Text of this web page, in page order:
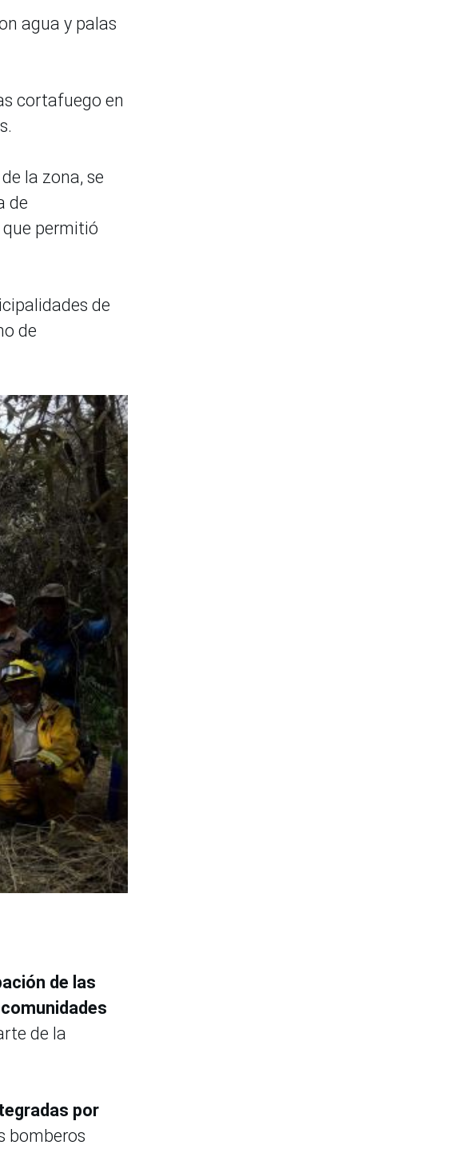
agua y palas
cortafuego en
la zona, se
de
que permitió
de
de
de las
de la
por
bomberos